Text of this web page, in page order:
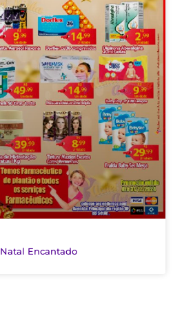
Natal Encantado